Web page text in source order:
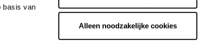
basis van
Alleen noodzakelijke cookies
voorbehouden. CIF-nummer: B65890642.